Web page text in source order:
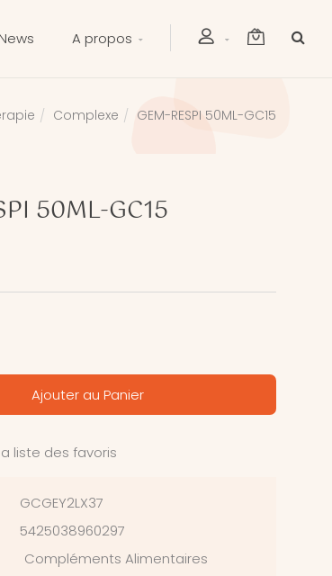
A propos
Complexe GEM-RESPI 50ML-GC15
50ML-GC15
Ajouter au Panier
liste des favoris
GCGEY2LX37
5425038960297
Compléments Alimentaires